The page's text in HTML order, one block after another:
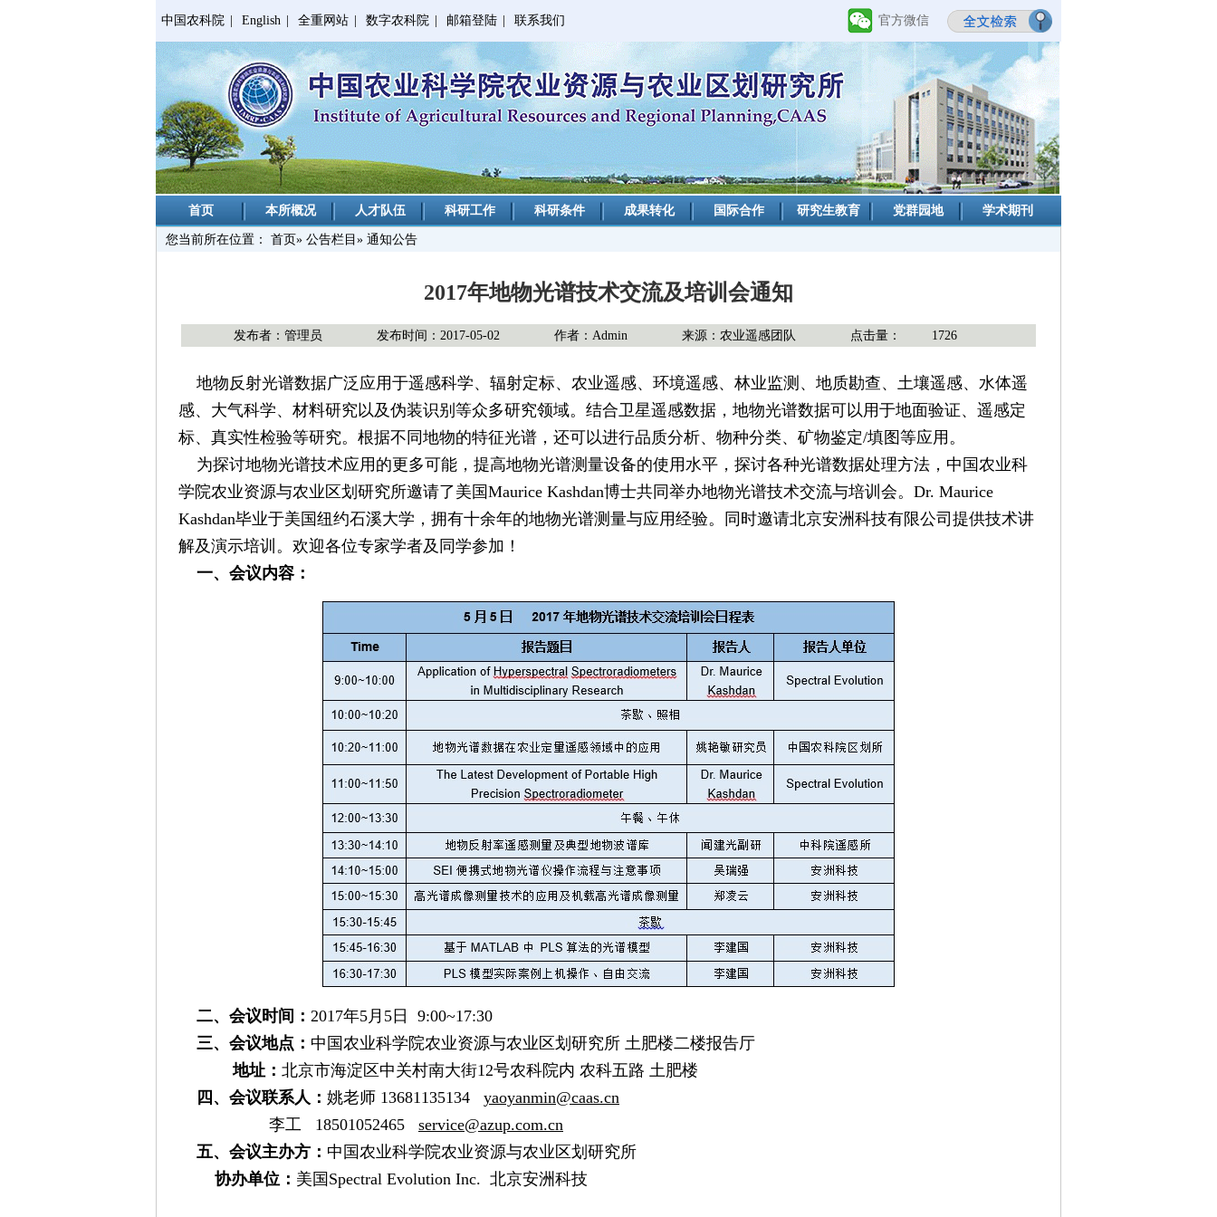
中国农科院 English 全重网站 数字农科院 邮箱登陆 联系我们 官方微信
首页 本所概况 人才队伍 科研工作 科研条件 成果转化 国际合作 研究生教育 党群园地 学术期刊
您当前所在位置： 首页» 公告栏目 » 通知公告
2017年地物光谱技术交流及培训会通知
发布者：管理员 发布时间：2017-05-02 作者：Admin 来源：农业遥感团队 点击量： 1726
地物反射光谱数据广泛应用于遥感科学、辐射定标、农业遥感、环境遥感、林业监测、地质勘查、土壤遥感、水体遥
感、大气科学、材料研究以及伪装识别等众多研究领域。结合卫星遥感数据，地物光谱数据可以用于地面验证、遥感定
标、真实性检验等研究。根据不同地物的特征光谱，还可以进行品质分析、物种分类、矿物鉴定/填图等应用。
为探讨地物光谱技术应用的更多可能，提高地物光谱测量设备的使用水平，探讨各种光谱数据处理方法，中国农业科
学院农业资源与农业区划研究所邀请了美国Maurice Kashdan博士共同举办地物光谱技术交流与培训会。Dr. Maurice
Kashdan毕业于美国纽约石溪大学，拥有十余年的地物光谱测量与应用经验。同时邀请北京安洲科技有限公司提供技术讲
解及演示培训。欢迎各位专家学者及同学参加！
一、会议内容：
二、会议时间： 2017年5月5日 9:00~17:30
三、会议地点： 中国农业科学院农业资源与农业区划研究所 土肥楼二楼报告厅
地址： 北京市海淀区中关村南大街12号农科院内 农科五路 土肥楼
四、会议联系人： 姚老师 13681135134 yaoyanmin@caas.cn
李工 18501052465 service@azup.com.cn
五、会议主办方： 中国农业科学院农业资源与农业区划研究所
协办单位： 美国Spectral Evolution Inc. 北京安洲科技